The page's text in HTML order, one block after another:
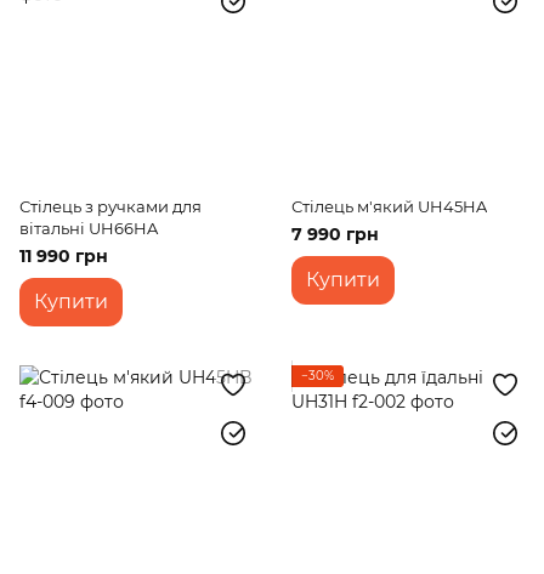
Стілець з ручками для
вітальні UH66HA
11 990 грн
Купити
Стілець м'який UH45HA
7 990 грн
Купити
−30%